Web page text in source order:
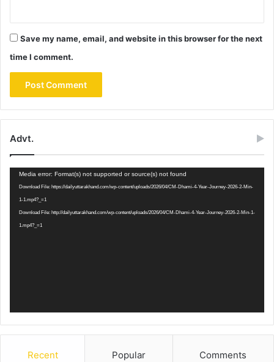
Save my name, email, and website in this browser for the next
time I comment.
Advt.
Video
Player
Media error: Format(s) not supported or source(s) not found
Download File: https://dailyuttarakhand.com/wp-content/uploads/2026/04/CM-Dhami-4-Year-Journey-2026-2-Min-
1-1.mp4?_=1
Download File: http://dailyuttarakhand.com/wp-content/uploads/2026/04/CM-Dhami-4-Year-Journey-2026-2-Min-1-
1.mp4?_=1
Recent Popular Comments